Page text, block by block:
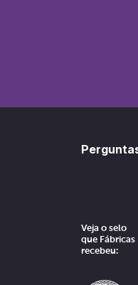
Veja o selo
que Fábricas
recebeu: